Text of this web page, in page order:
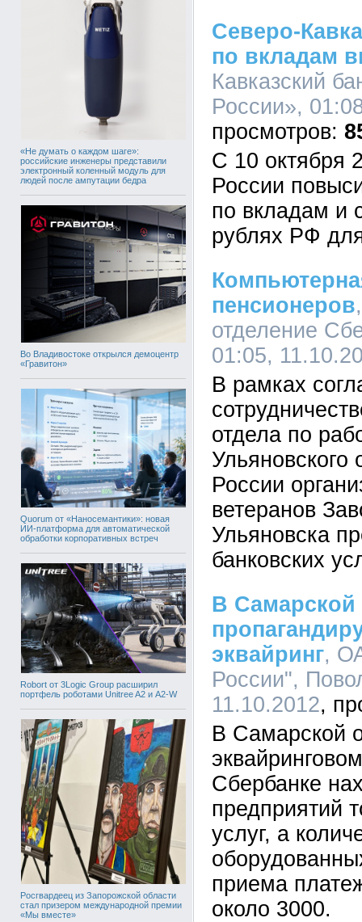
«Не думать о каждом шаге»:
российские инженеры представили
электронный коленный модуль для
людей после ампутации бедра
Во Владивостоке открылся демоцентр
«Гравитон»
Quorum от «Наносемантики»: новая
ИИ-платформа для автоматической
обработки корпоративных встреч
Robort от 3Logic Group расширил
портфель роботами Unitree A2 и A2-W
Росгвардеец из Запорожской области
стал призером международной премии
«Мы вместе»
Северо-
по вкладам
Кавказский
России»,
С 10 октября
России
по вкладам и
рублях РФ
пенсионеров
отделение
01:05,
В рамках
отдела по
Ульяновского
России
ветеранов
Ульяновска
банковских
В Самарской
эквайринг,
России",
11.10.2012
В Самарской
Сбербанке
предприятий
услуг, а
приема
около 3000.